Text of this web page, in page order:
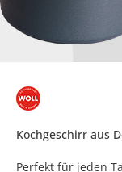
Kochgeschirr aus
Perfekt für jeden